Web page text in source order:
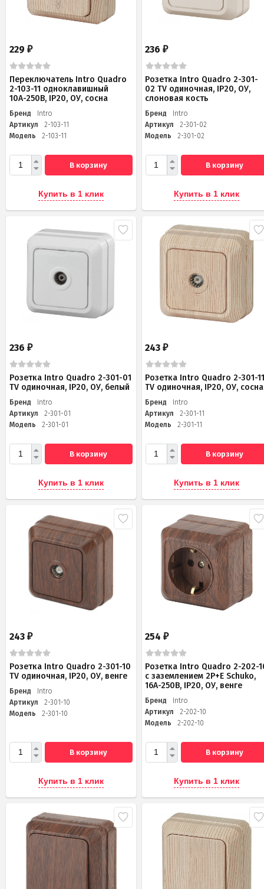
229 ₽
Переключатель Intro Quadro
2-103-11 одноклавишный
10А-250В, IP20, ОУ, сосна
Бренд
Intro
Артикул
2-103-11
Модель
2-103-11
В корзину
Купить в 1 клик
236₽
Розетка Intro Quadro 2-301-
02 TV одиночная, IP20, ОУ,
слоновая кость
Бренд
Intro
Артикул
2-301-02
Модель
2-301-02
В корзину
Купить в 1 клик
236 ₽
Розетка Intro Quadro 2-301-01
TV одиночная, IP20, ОУ, белый
Бренд
Intro
Артикул
2-301-01
Модель
2-301-01
В корзину
Купить в 1 клик
243₽
Розетка Intro Quadro 2-301-
TV одиночная, IP20, ОУ, сосна
Бренд
Intro
Артикул
2-301-11
Модель
2-301-11
В корзину
Купить в 1 клик
243 ₽
Розетка Intro Quadro 2-301-10
TV одиночная, IP20, ОУ, венге
Бренд
Intro
Артикул
2-301-10
Модель
2-301-10
В корзину
Купить в 1 клик
254₽
Розетка Intro Quadro 2-202-
с заземлением 2P+E Schuko,
16А-250В, IP20, ОУ, венге
Бренд
Intro
Артикул
2-202-10
Модель
2-202-10
В корзину
Купить в 1 клик